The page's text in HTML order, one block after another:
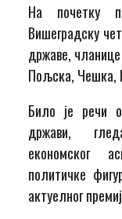
На почетку
Вишеградску
државе,
Пољска, Чешка,
Било је речи о
држави,
економског
политичке
актуелног